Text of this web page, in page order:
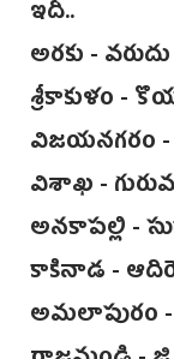
ఇదీ..
అరకు -
శ్రీకాకుళం -
విశాఖ -
అనకాపల్లి -
కాకినాడ -
అమలాపురం -